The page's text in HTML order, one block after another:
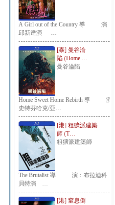
A Girl out of the Country 導 演：
邱新達演 …
[泰] 曼谷淪
陷 (Home …
曼谷淪陷
Home Sweet Home Rebirth 導 演：
史特芬哈克/亞…
[港] 粗獷派建築
師 (T…
粗獷派建築師
The Brutalist 導 演：布拉迪科
貝特演 …
[港] 窒息倒